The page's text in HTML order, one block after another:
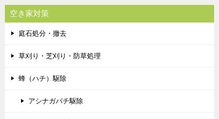
空き家対策
庭石処分・撤去
草刈り・芝刈り・防草処理
蜂（ハチ）駆除
アシナガバチ駆除